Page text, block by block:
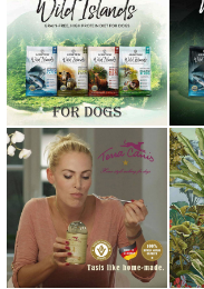
ネイチャーベット
バーキングヘッズ
ハーロウブレンド Harlow
バイオトロール・バイオフ
バリアサプリ
Haere Mai ハレマエ